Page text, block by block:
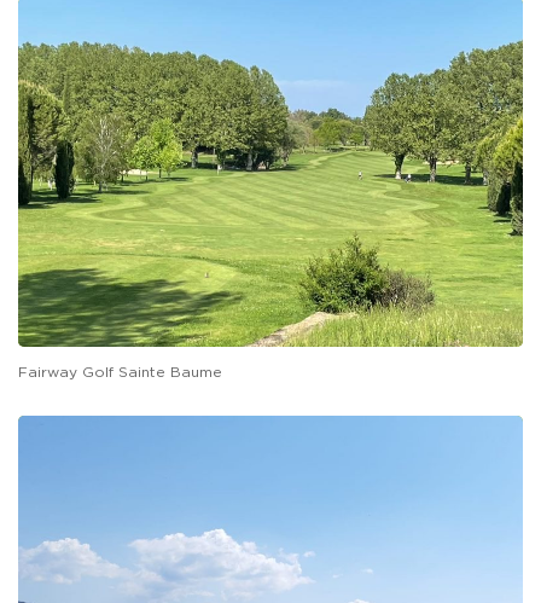
Fairway Golf Sainte Baume